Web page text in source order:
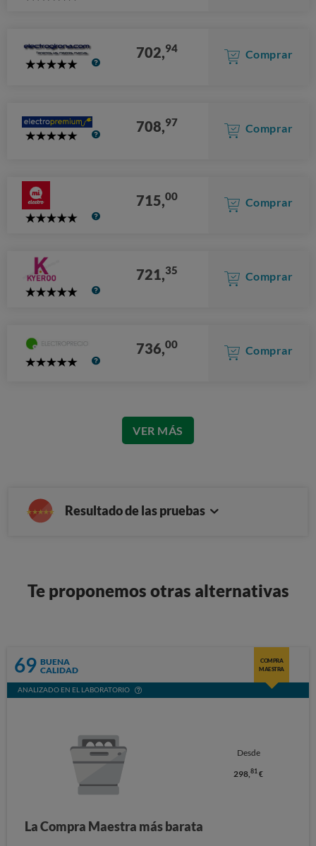
5
702,94 Comprar
5
708,97 Comprar
5
715,00 Comprar
5
721,35 Comprar
5
736,00 Comprar
VER MÁS
Resultado de las pruebas
Te proponemos otras alternativas
69 BUENA
CALIDAD
COMPRA
MAESTRA
ANALIZADO EN EL LABORATORIO
Desde
298,81 €
La Compra Maestra más barata